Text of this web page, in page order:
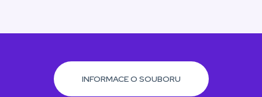
INFORMACE O SOUBORU